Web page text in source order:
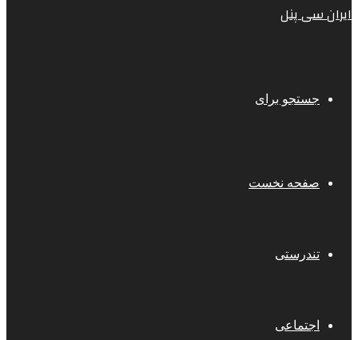
ایران سی پنل
جستجو برای
صفحه نخست
تندرستی
اجتماعی